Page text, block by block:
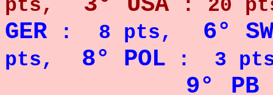
pts,
: 20
GER: 8 pts, 6°
pts, 8° POL : 3
9°